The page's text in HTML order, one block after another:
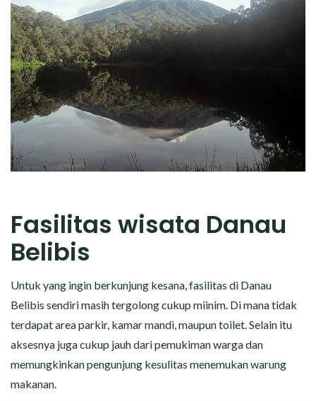
Fasilitas wisata Danau
Belibis
Untuk yang ingin berkunjung kesana, fasilitas di Danau
Belibis sendiri masih tergolong cukup miinim. Di mana tidak
terdapat area parkir, kamar mandi, maupun toilet. Selain itu
aksesnya juga cukup jauh dari pemukiman warga dan
memungkinkan pengunjung kesulitas menemukan warung
makanan.